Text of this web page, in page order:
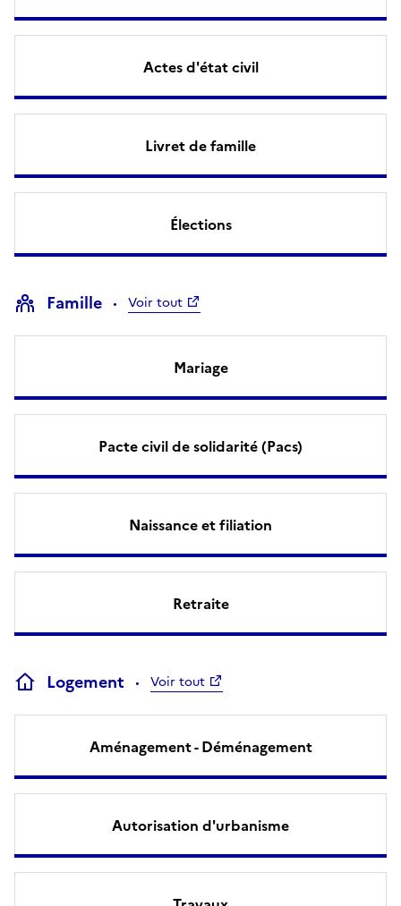
Actes d'état civil
Livret de famille
Élections
Famille Voir tout
Mariage
Pacte civil de solidarité (Pacs)
Naissance et filiation
Retraite
Logement Voir tout
Aménagement - Déménagement
Autorisation d'urbanisme